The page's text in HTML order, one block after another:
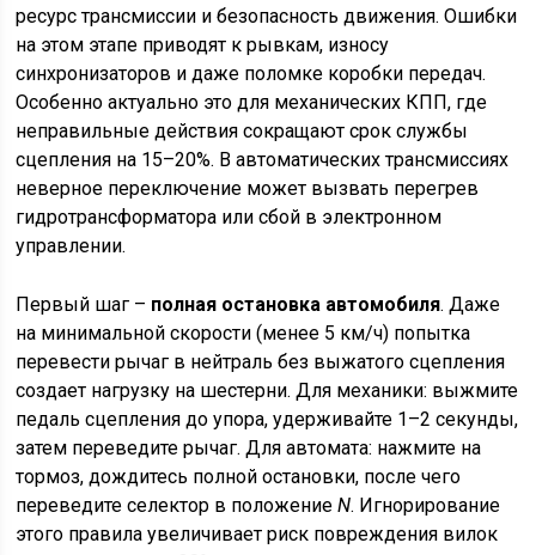
ресурс трансмиссии и безопасность движения. Ошибки
на этом этапе приводят к рывкам, износу
синхронизаторов и даже поломке коробки передач.
Особенно актуально это для механических КПП, где
неправильные действия сокращают срок службы
сцепления на 15–20%. В автоматических трансмиссиях
неверное переключение может вызвать перегрев
гидротрансформатора или сбой в электронном
управлении.
Первый шаг – полная остановка автомобиля. Даже
на минимальной скорости (менее 5 км/ч) попытка
перевести рычаг в нейтраль без выжатого сцепления
создает нагрузку на шестерни. Для механики: выжмите
педаль сцепления до упора, удерживайте 1–2 секунды,
затем переведите рычаг. Для автомата: нажмите на
тормоз, дождитесь полной остановки, после чего
переведите селектор в положениеN. Игнорирование
этого правила увеличивает риск повреждения вилок